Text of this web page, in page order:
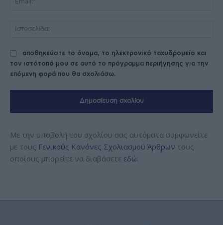
αποθηκεύστε το όνομα, το ηλεκτρονικό ταχυδρομείο και
τον ιστότοπό μου σε αυτό το πρόγραμμα περιήγησης για την
επόμενη φορά που θα σχολιάσω.
Με την υποβολή του σχολίου σας αυτόματα συμφωνείτε
με τους Γενικούς Κανόνες Σχολιασμού Άρθρων τους
οποίους μπορείτε να διαβάσετε εδώ.